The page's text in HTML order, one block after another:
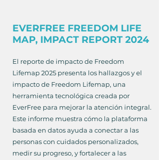
EVERFREE FREEDOM LIFE
MAP, IMPACT REPORT 2024
El reporte de impacto de Freedom
Lifemap 2025 presenta los hallazgos y el
impacto de Freedom Lifemap, una
herramienta tecnológica creada por
EverFree para mejorar la atención integral.
Este informe muestra cómo la plataforma
basada en datos ayuda a conectar a las
personas con cuidados personalizados,
medir su progreso, y fortalecer a las